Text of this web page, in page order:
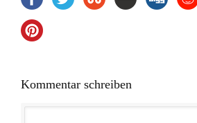
Kommentar schreiben